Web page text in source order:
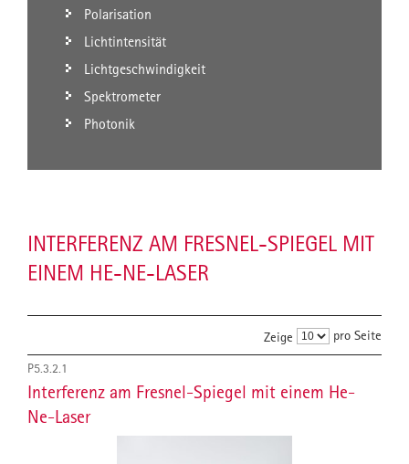
Polarisation
Lichtintensität
Lichtgeschwindigkeit
Spektrometer
Photonik
INTERFERENZ AM FRESNEL-SPIEGEL MIT
EINEM HE-NE-LASER
Zeige pro Seite
P5.3.2.1
Interferenz am Fresnel-Spiegel mit einem He-
Ne-Laser